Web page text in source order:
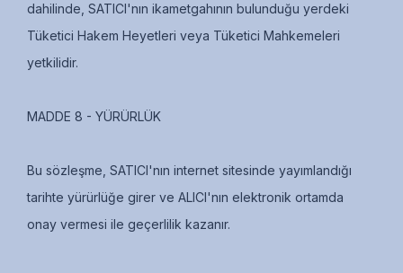
dahilinde, SATICI'nın ikametgahının bulunduğu yerdeki
Tüketici Hakem Heyetleri veya Tüketici Mahkemeleri
yetkilidir.
MADDE 8 - YÜRÜRLÜK
Bu sözleşme, SATICI'nın internet sitesinde yayımlandığı
tarihte yürürlüğe girer ve ALICI'nın elektronik ortamda
onay vermesi ile geçerlilik kazanır.